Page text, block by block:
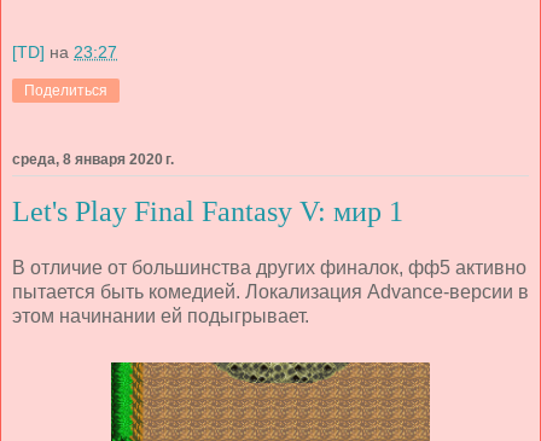
[TD] на 23:27
Поделиться
среда, 8 января 2020 г.
Let's Play Final Fantasy V: мир 1
В отличие от большинства других финалок, фф5 активно
пытается быть комедией. Локализация Advance-версии в
этом начинании ей подыгрывает.